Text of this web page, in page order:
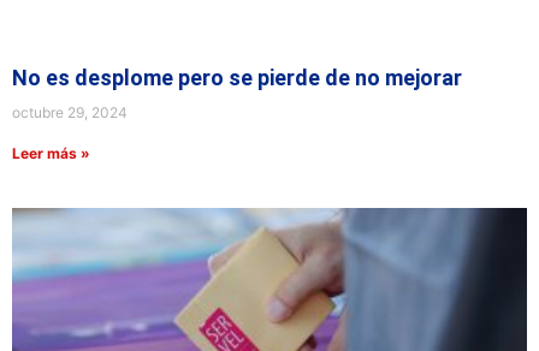
No es desplome pero se pierde de no mejorar
octubre 29, 2024
Leer más »